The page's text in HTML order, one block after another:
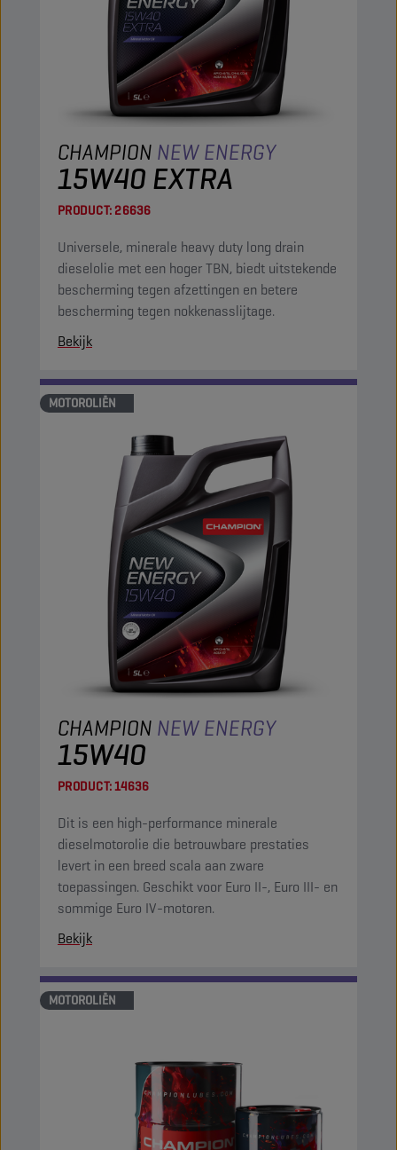
CHAMPION NEW ENERGY
15W40 EXTRA
PRODUCT:26636
Universele, minerale heavy duty long drain
dieselolie met een hoger TBN, biedt uitstekende
bescherming tegen afzettingen en betere
bescherming tegen nokkenasslijtage.
Bekijk
MOTOROLIËN
CHAMPION NEW ENERGY
15W40
PRODUCT:14636
Dit is een high-performance minerale
dieselmotorolie die betrouwbare prestaties
levert in een breed scala aan zware
toepassingen. Geschikt voor Euro II-, Euro III- en
sommige Euro IV-motoren.
Bekijk
MOTOROLIËN